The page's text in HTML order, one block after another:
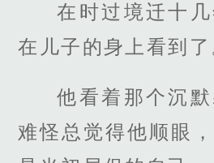
在时过境迁十
在儿子的身上看到了
他看着那个沉默
难怪总觉得他顺眼